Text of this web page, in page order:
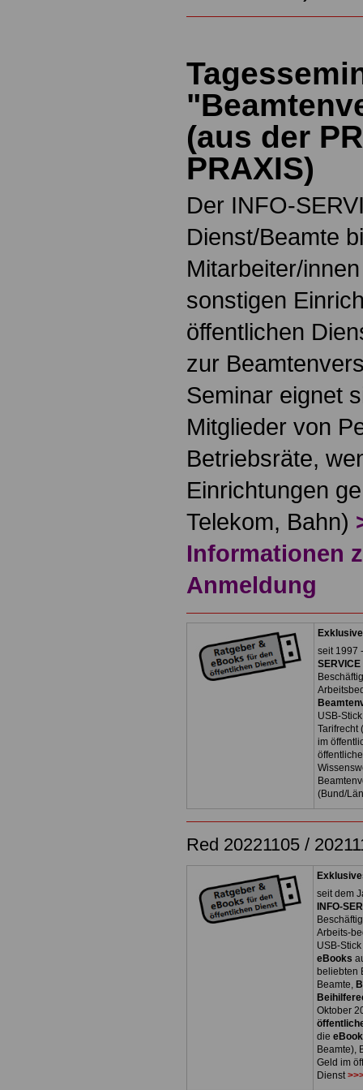
(aus der
PRAXIS)
Der INFO-
Dienst/Beamte
Mitarbeiter/
sonstigen
öffentlichen
zur
Seminar eignet
Mitglieder von
Betriebsräte,
Einrichtungen
Telekom, Bahn)
Informationen
Anmeldung
seit 1997
USB-
Tarifrecht
im
(Bund/
Red 20221105 /
seit dem
INFO-
Arbeits-
USB-
eBooks
beliebten
Beamte,
Oktober
die
Beamte),
Geld im
Dienst